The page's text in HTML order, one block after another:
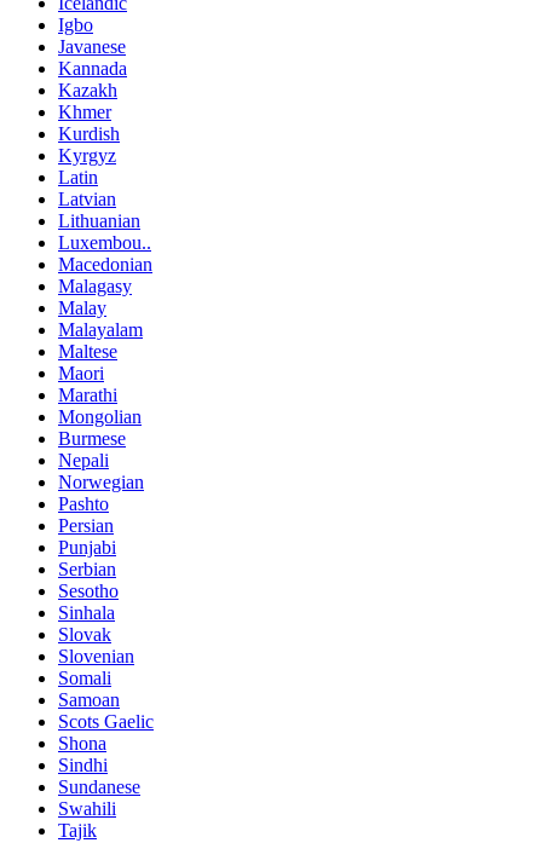
Igbo
Javanese
Kannada
Kazakh
Khmer
Kurdish
Kyrgyz
Latin
Latvian
Lithuanian
Luxembou..
Macedonian
Malagasy
Malay
Malayalam
Maltese
Maori
Marathi
Mongolian
Burmese
Nepali
Norwegian
Pashto
Persian
Punjabi
Serbian
Sesotho
Sinhala
Slovak
Slovenian
Somali
Samoan
Scots Gaelic
Shona
Sindhi
Sundanese
Swahili
Tajik